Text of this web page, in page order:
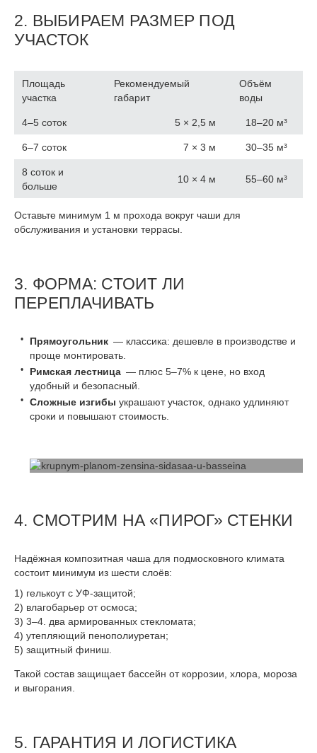
2. ВЫБИРАЕМ РАЗМЕР ПОД
УЧАСТОК
Площадь
участка
Рекомендуемый
габарит
Объём
воды
4–5 соток 5 × 2,5 м 18–20 м³
6–7 соток 7 × 3 м 30–35 м³
8 соток и
больше
10 × 4 м 55–60 м³
Оставьте минимум 1 м прохода вокруг чаши для
обслуживания и установки террасы.
3. ФОРМА: СТОИТ ЛИ
ПЕРЕПЛАЧИВАТЬ
Прямоугольник— классика: дешевле в производстве и
проще монтировать.
Римская лестница— плюс 5–7% к цене, но вход
удобный и безопасный.
Сложные изгибы украшают участок, однако удлиняют
сроки и повышают стоимость.
4. СМОТРИМ НА «ПИРОГ» СТЕНКИ
Надёжная композитная чаша для подмосковного климата
состоит минимум из шести слоёв:
гелькоут с УФ-защитой;
влагобарьер от осмоса;
3–4. два армированных стекломата;
утепляющий пенополиуретан;
защитный финиш.
Такой состав защищает бассейн от коррозии, хлора, мороза
и выгорания.
5. ГАРАНТИЯ И ЛОГИСТИКА